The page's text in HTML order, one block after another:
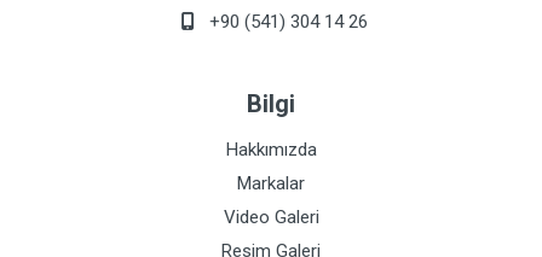
+90 (541) 304 14 26
Bilgi
Hakkımızda
Markalar
Video Galeri
Resim Galeri